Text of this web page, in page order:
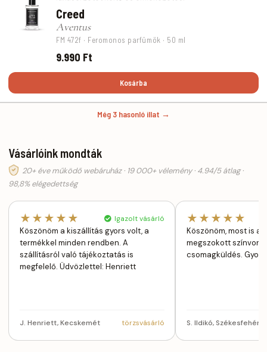
Creed
Aventus
FM 472f · Feromonos parfümök · 50 ml
9.990 Ft
Kosárba
Még 3 hasonló illat →
Vásárlóink mondták
20+ éve működő webáruház · 19 000+ vélemény · 4.94/5 átlag ·
98,8% elégedettség
★★★★★ Igazolt vásárló
Köszönöm a kiszállítás gyors volt, a
termékkel minden rendben. A
szállításról való tájékoztatás is
megfelelő. Üdvözlettel: Henriett
J. Henriett, Kecskemét törzsvásárló
★★★★★
Köszönöm, most is
megszokott
csomagküldés.
S. Ildikó,